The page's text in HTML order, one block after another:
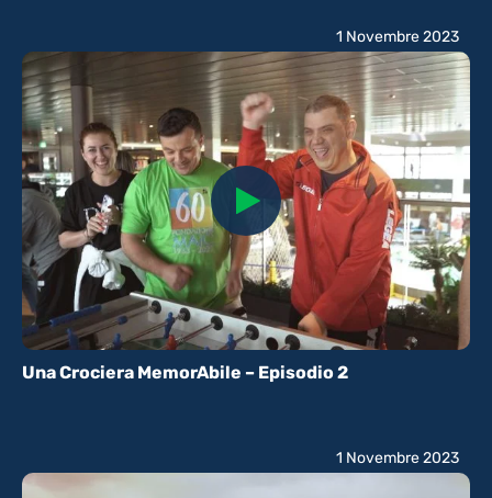
Una Crociera MemorAbile – Episodio 2
1 Novembre 2023
1 Novembre 2023